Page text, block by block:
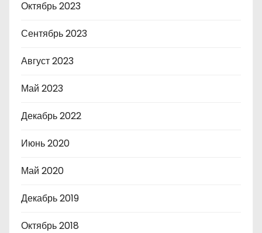
Октябрь 2023
Сентябрь 2023
Август 2023
Май 2023
Декабрь 2022
Июнь 2020
Май 2020
Декабрь 2019
Октябрь 2018